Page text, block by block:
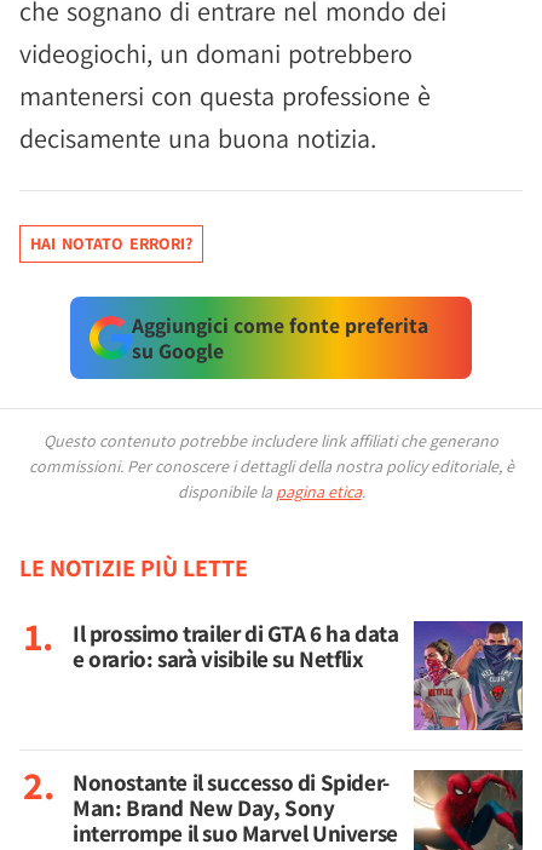
che sognano di entrare nel mondo dei
videogiochi, un domani potrebbero
mantenersi con questa professione è
decisamente una buona notizia.
HAI NOTATO ERRORI?
Aggiungici come fonte preferita
su Google
Questo contenuto potrebbe includere link affiliati che generano
commissioni. Per conoscere i dettagli della nostra policy editoriale, è
disponibile la pagina etica.
LE NOTIZIE PIÙ LETTE
Il prossimo trailer di GTA 6 ha data
e orario: sarà visibile su Netflix
Nonostante il successo di Spider-
Man: Brand New Day, Sony
interrompe il suo Marvel Universe